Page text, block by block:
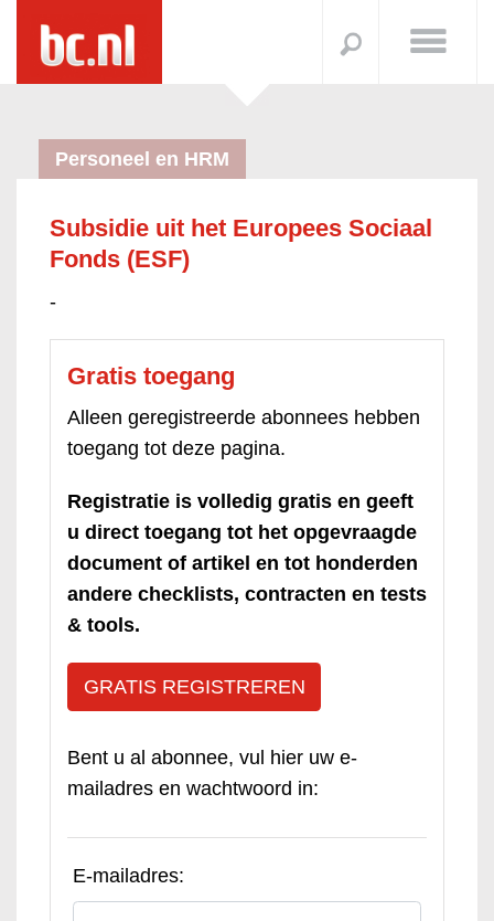
Personeel en HRM
Subsidie uit het Europees Sociaal
Fonds (ESF)
-
Gratis toegang
Alleen geregistreerde abonnees hebben
toegang tot deze pagina.
Registratie is volledig gratis en geeft
u direct toegang tot het opgevraagde
document of artikel en tot honderden
andere checklists, contracten en tests
& tools.
GRATIS REGISTREREN
Bent u al abonnee, vul hier uw e-
mailadres en wachtwoord in:
E-mailadres: